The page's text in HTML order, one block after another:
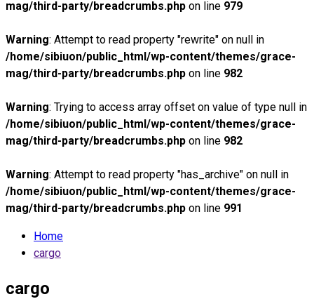
mag/third-party/breadcrumbs.php on line 979
Warning: Attempt to read property "rewrite" on null in
/home/sibiuon/public_html/wp-content/themes/grace-
mag/third-party/breadcrumbs.php on line 982
Warning: Trying to access array offset on value of type null in
/home/sibiuon/public_html/wp-content/themes/grace-
mag/third-party/breadcrumbs.php on line 982
Warning: Attempt to read property "has_archive" on null in
/home/sibiuon/public_html/wp-content/themes/grace-
mag/third-party/breadcrumbs.php on line 991
Home
cargo
cargo